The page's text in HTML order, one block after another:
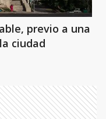
previo a una
ciudad